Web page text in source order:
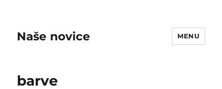
Naše novice MENU
barve